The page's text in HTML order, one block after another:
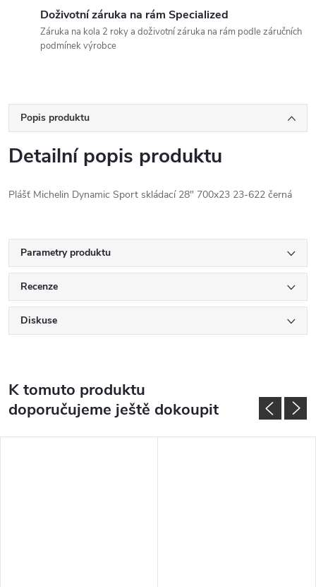
Doživotní záruka na rám Specialized
Záruka na kola 2 roky a doživotní záruka na rám podle záručních
podmínek výrobce
Popis produktu
Detailní popis produktu
Plášť Michelin Dynamic Sport skládací 28" 700x23 23-622 černá
Parametry produktu
Recenze
Diskuse
K tomuto produktu
doporučujeme ještě dokoupit